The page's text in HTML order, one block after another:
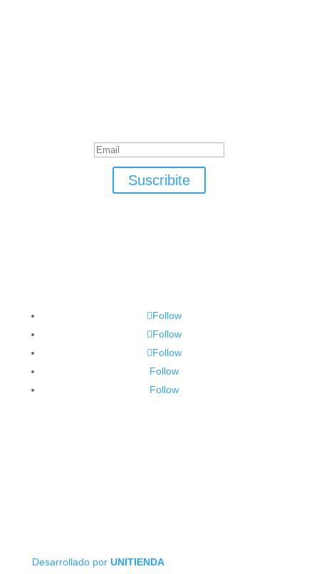
Suscribite
Follow
Follow
Follow
Follow
Follow
Desarrollado por UNITIENDA